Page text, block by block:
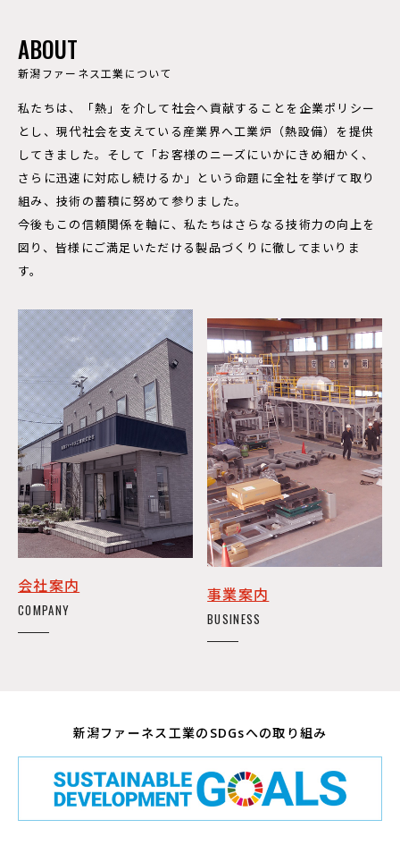
ABOUT
新潟ファーネス工業について
私たちは、「熱」を介して社会へ貢献することを企業ポリシー
とし、現代社会を支えている産業界へ工業炉（熱設備）を提供
してきました。そして「お客様のニーズにいかにきめ細かく、
さらに迅速に対応し続けるか」という命題に全社を挙げて取り
組み、技術の蓄積に努めて参りました。
今後もこの信頼関係を軸に、私たちはさらなる技術力の向上を
図り、皆様にご満足いただける製品づくりに徹してまいりま
す。
会社案内
COMPANY
事業案内
BUSINESS
新潟ファーネス工業のSDGsへの取り組み